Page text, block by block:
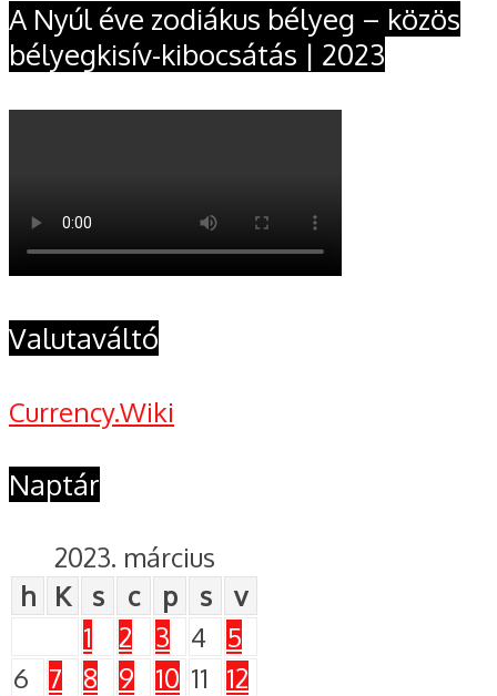
A Nyúl éve zodiákus bélyeg – közös
bélyegkisív-kibocsátás | 2023
Valutaváltó
Currency.Wiki
Naptár
2023. március
h
K s c p s
v
1
2 3 4
5
6
7 8 9 10 11
12